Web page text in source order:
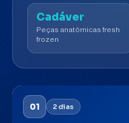
Cadáver
Peças anatômicas fresh
frozen
01 2 dias